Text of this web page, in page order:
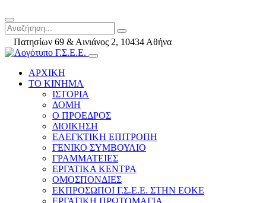
Πατησίων 69 & Αινιάνος 2, 10434 Αθήνα
ΑΡΧΙΚΗ
ΤΟ ΚΙΝΗΜΑ
ΙΣΤΟΡΙΑ
ΔΟΜΗ
Ο ΠΡΟΕΔΡΟΣ
ΔΙΟΙΚΗΣΗ
ΕΛΕΓΚΤΙΚΗ ΕΠΙΤΡΟΠΗ
ΓΕΝΙΚΟ ΣΥΜΒΟΥΛΙΟ
ΓΡΑΜΜΑΤΕΙΕΣ
ΕΡΓΑΤΙΚΑ ΚΕΝΤΡΑ
ΟΜΟΣΠΟΝΔΙΕΣ
ΕΚΠΡΟΣΩΠΟΙ Γ.Σ.Ε.Ε. ΣΤΗΝ ΕΟΚΕ